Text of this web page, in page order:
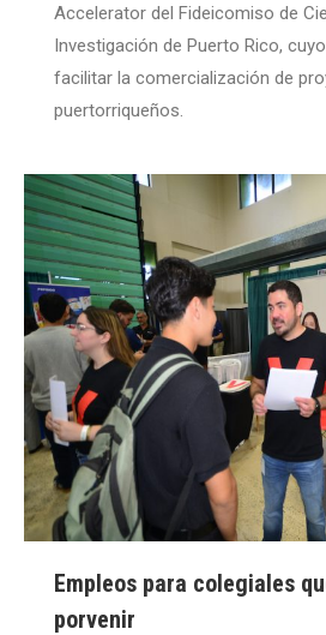
Accelerator del Fideicomiso de
Investigación de Puerto Rico,
facilitar la comercialización de
puertorriqueños.
Empleos para colegiales
porvenir